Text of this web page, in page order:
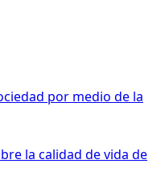
por medio de la
la calidad de vida de